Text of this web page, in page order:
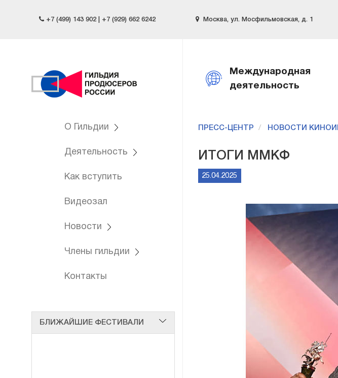
+7 (499) 143 902 | +7 (929) 662 6242 Москва, ул. Мосфильмовская, д. 1
О Гильдии
Деятельность
Как вступить
Видеозал
Новости
Члены гильдии
Контакты
БЛИЖАЙШИЕ ФЕСТИВАЛИ
Международная
деятельность
ПРЕСС-ЦЕНТР НОВОСТИ
ИТОГИ ММКФ
25.04.2025